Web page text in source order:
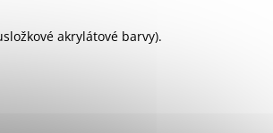
akrylátové barvy).